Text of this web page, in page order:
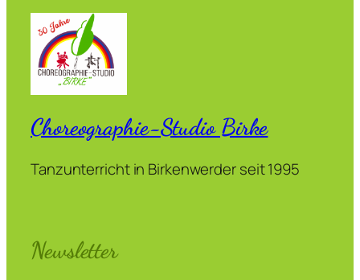
Choreographie-Studio Birke
Tanzunterricht in Birkenwerder seit 1995
Newsletter